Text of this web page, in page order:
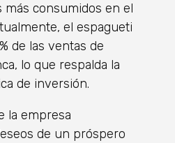
más consumidos en el
el espagueti
de las ventas de
lo que respalda la
de inversión.
la empresa
de un próspero